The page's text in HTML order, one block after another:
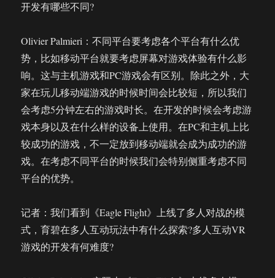
开发有哪些不同?
Olivier Palmieri：不同平台要考虑各个平台有什么优
势，比如移动平台就要考虑屏幕对游戏体验有什么影
响。这与主机游戏和PC游戏会有区别。除此之外，大
家在玩儿移动端游戏的时候时间会比较短，所以我们
会考虑5分钟左右的游戏时长。在开发的时候会考虑游
戏本身以及在什么样的设备上使用。在PC和主机上比
较成功的游戏，不一定放到移动端就会成为成功的游
戏。在考虑不同平台的时候我们会特别侧重考虑不同
平台的优势。
记者：我们看到《Eagle Flight》上线了多人对战的模
式，育碧在多人互动玩法中有什么探索?多人互动VR
游戏的开发有何难度?